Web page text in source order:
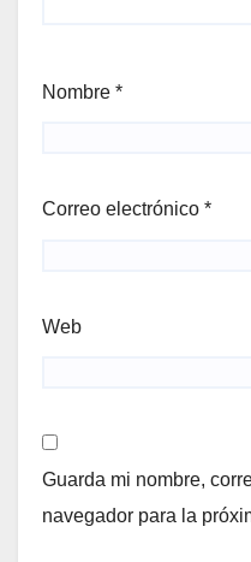
Nombre *
Correo electrónico *
Web
Guarda mi nombre,
navegador para la